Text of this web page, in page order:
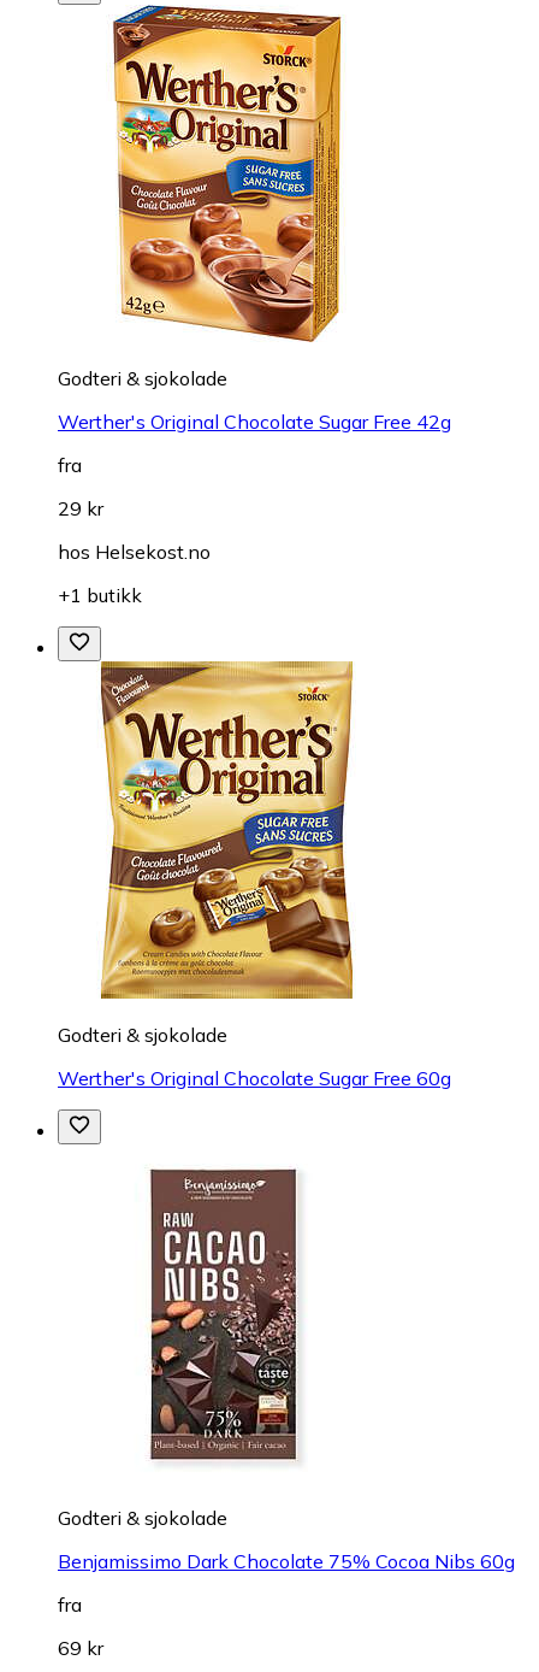
Godteri & sjokolade
Werther's Original Chocolate Sugar Free 42g
fra
29 kr
hos Helsekost.no
+1 butikk
Godteri & sjokolade
Werther's Original Chocolate Sugar Free 60g
Godteri & sjokolade
Benjamissimo Dark Chocolate 75% Cocoa Nibs 60g
fra
69 kr